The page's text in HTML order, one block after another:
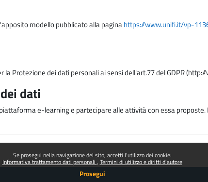
Se prosegui nella navigazione del sito, accetti l'utilizzo dei cookie:
Informativa trattamento dati personali Termini di utilizzo e diritti d'autore
Prosegui
modello pubblicato alla paginahttps://www.unifi.it/vp-
Protezione dei dati personali ai sensi dell'art.77 del GDPR
dati
e-learning e partecipare alle attività con essa